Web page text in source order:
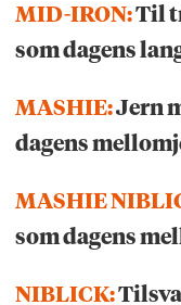
MID-IRON:Til
som dagens
MASHIE:Jern
dagens
MASHIE
som dagens
NIBLICK: